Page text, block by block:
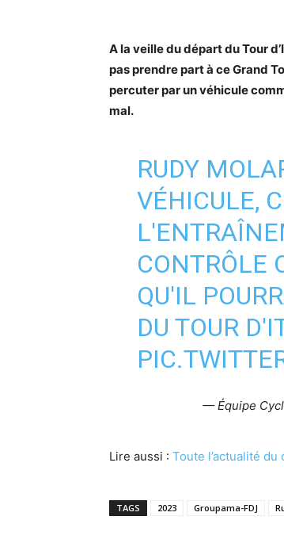
A la veille du départ du Tour
pas prendre part à ce Grand
percuter par un véhicule
mal.
RUDY
VÉHICULE,
CONTRÔLE
QU'IL
DU TOUR
— Équipe
Lire aussi : Toute l’actualité
TAGS 2023 Groupama-FDJ